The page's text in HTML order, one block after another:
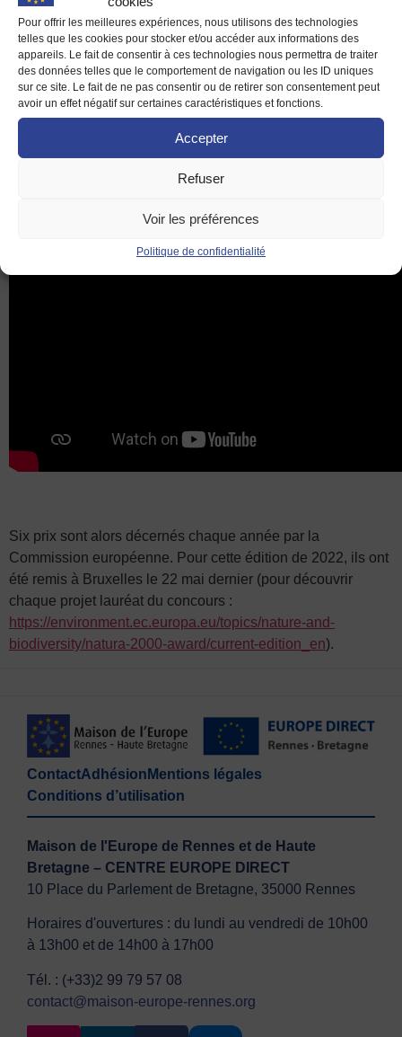
Pour offrir les meilleures expériences, nous utilisons des technologies
telles que les cookies pour stocker et/ou accéder aux informations des
appareils. Le fait de consentir à ces technologies nous permettra de traiter
des données telles que le comportement de navigation ou les ID uniques
sur ce site. Le fait de ne pas consentir ou de retirer son consentement peut
avoir un effet négatif sur certaines caractéristiques et fonctions.
Accepter
Refuser
Voir les préférences
Politique de confidentialité
pratiques nautiques sur les côtes de Bretagne, récoltant
ainsi le prix de la communication.
Six prix sont alors décernés chaque année par la
Commission européenne. Pour cette édition de 2022, ils ont
été remis à Bruxelles le 22 mai dernier (pour découvrir
chaque projet lauréat du concours :
https://environment.ec.europa.eu/topics/nature-and-
biodiversity/natura-2000-award/current-edition_en).
ContactAdhésion Mentions légales
Conditions d’utilisation
Maison de l'Europe de Rennes et de Haute
Bretagne – CENTRE EUROPE DIRECT
10 Place du Parlement de Bretagne, 35000 Rennes
Horaires d'ouvertures : du lundi au vendredi de 10h00
à 13h00 et de 14h00 à 17h00
Tél. : (+33)2 99 79 57 08
contact@maison-europe-rennes.org